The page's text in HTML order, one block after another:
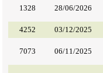
28/06/2026
1328
03/12/2025
4252
06/11/2025
7073